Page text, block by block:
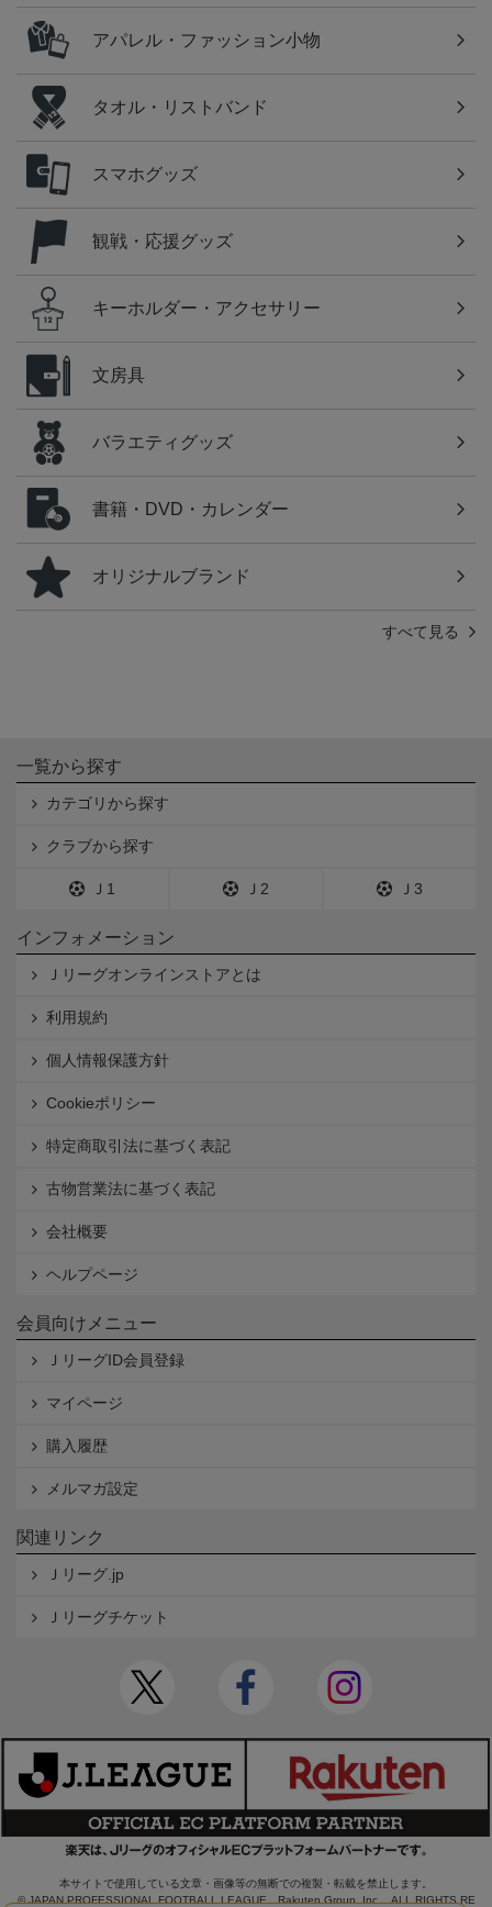
アパレル・ファッション小物
タオル・リストバンド
スマホグッズ
観戦・応援グッズ
キーホルダー・アクセサリー
文房具
バラエティグッズ
書籍・DVD・カレンダー
オリジナルブランド
すべて見る
一覧から探す
カテゴリから探す
クラブから探す
Ｊ1 Ｊ2 Ｊ3
インフォメーション
Ｊリーグオンラインストアとは
利用規約
個人情報保護方針
Cookieポリシー
特定商取引法に基づく表記
古物営業法に基づく表記
会社概要
ヘルプページ
会員向けメニュー
ＪリーグID会員登録
マイページ
購入履歴
メルマガ設定
関連リンク
Ｊリーグ.jp
Ｊリーグチケット
本サイトで使用している文章・画像等の無断での複製・転載を禁止します。
© JAPAN PROFESSIONAL FOOTBALL LEAGUE Rakuten Group, Inc. ALL RIGHTS RE